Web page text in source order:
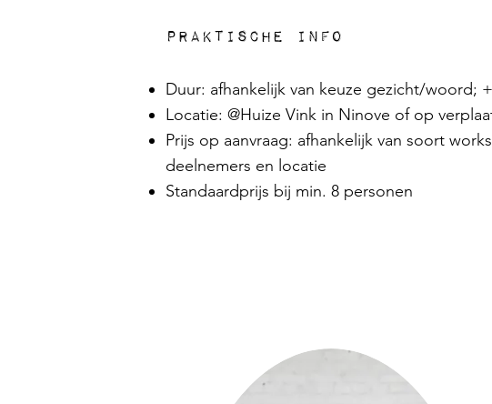
Praktische info
Duur: afhankelijk van keuze gezicht/woord;
Locatie: @Huize Vink in Ninove of op
Prijs op aanvraag: afhankelijk van soort
deelnemers en locatie
Standaardprijs bij min. 8 personen